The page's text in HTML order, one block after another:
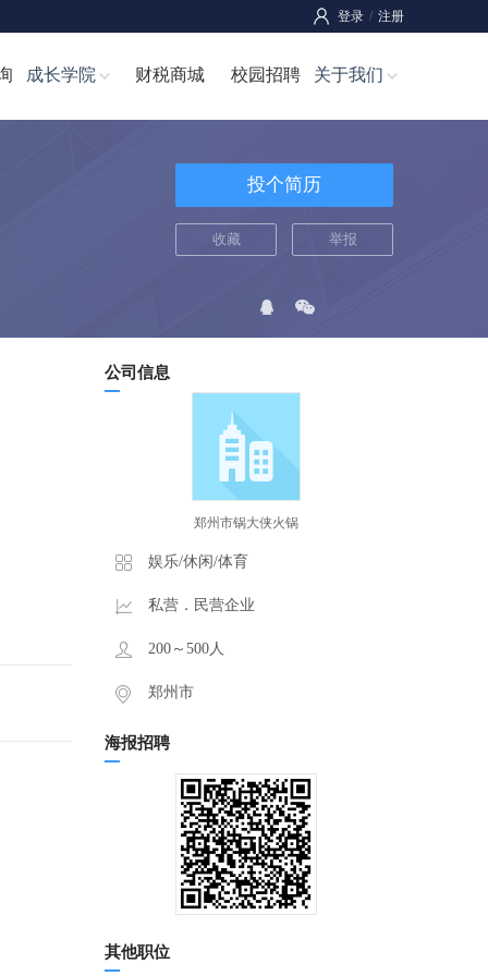
登录 / 注册
成长学院 财税商城 校园招聘 关于我们
投个简历
收藏 举报
公司信息
郑州市锅大侠火锅
娱乐/休闲/体育
私营．民营企业
200～500人
郑州市
海报招聘
其他职位